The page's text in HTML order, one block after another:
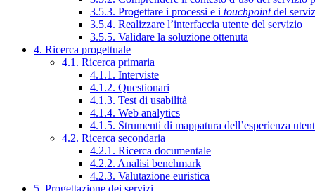
3.5.3. Progettare i processi e i touchpointdel
3.5.4. Realizzare l’interfaccia utente del servizio
3.5.5. Validare la soluzione ottenuta
4. Ricerca progettuale
4.1. Ricerca primaria
4.1.1. Interviste
4.1.2. Questionari
4.1.3. Test di usabilità
4.1.4. Web analytics
4.1.5. Strumenti di mappatura dell’esperienza
4.2. Ricerca secondaria
4.2.1. Ricerca documentale
4.2.2. Analisi benchmark
4.2.3. Valutazione euristica
5. Progettazione dei servizi